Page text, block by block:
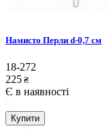
Намисто Перли d-0,7 см
18-272
225 ₴
Є в наявності
Купити